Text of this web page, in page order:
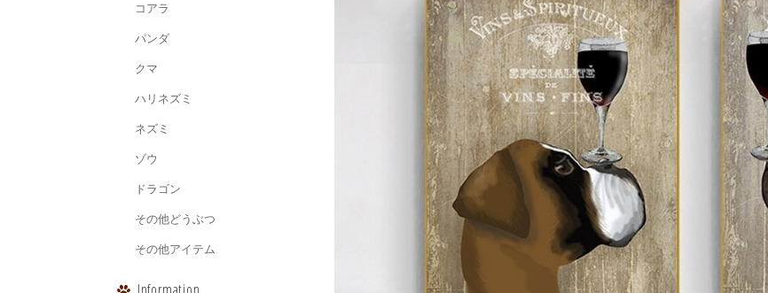
コアラ
パンダ
クマ
ハリネズミ
ネズミ
ゾウ
ドラゴン
その他どうぶつ
その他アイテム